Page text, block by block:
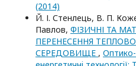
(2014)
Й. І. Стенлець, В. П.
Павлов, ФІЗИЧНІ ТА
ПЕРЕНЕСЕННЯ
СЕРЕДОВИЩЕ ,